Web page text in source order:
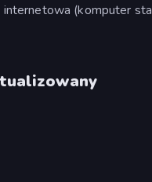
internetowa (komputer